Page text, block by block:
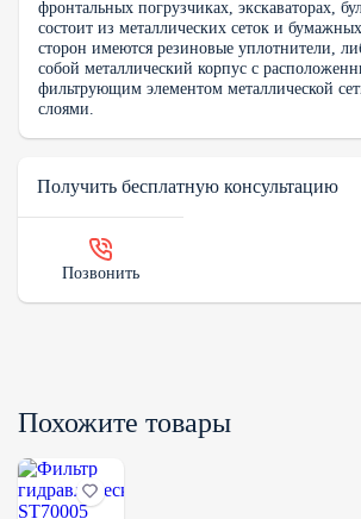
фронтальных погрузчиках, экскаваторах,
состоит из металлических сеток и
сторон имеются резиновые уплотнители,
собой металлический корпус с
фильтрующим элементом металлической
слоями.
Получить бесплатную консультацию
Позвонить
Похожите товары